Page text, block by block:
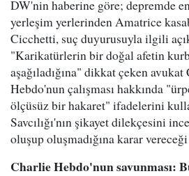
DW'nin haberine göre; depremde
yerleşim yerlerinden Amatrice
Cicchetti, suç duyurusuyla ilgili
"Karikatürlerin bir doğal afetin
aşağıladığına" dikkat çeken
Hebdo'nun çalışması hakkında
ölçüsüz bir hakaret" ifadelerini
Savcılığı'nın şikayet dilekçesini
oluşup oluşmadığına karar
Charlie Hebdo'nun savunması: